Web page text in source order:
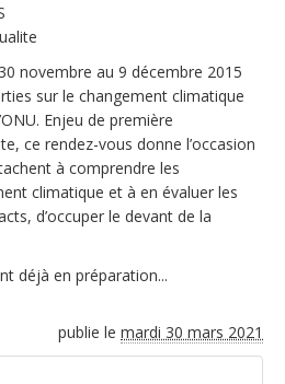
novembre au 9 décembre 2015
sur le changement climatique
Enjeu de première
ce rendez-vous donne l’occasion
à comprendre les
climatique et à en évaluer les
d’occuper le devant de la
déjà en préparation...
publie le mardi 30 mars 2021